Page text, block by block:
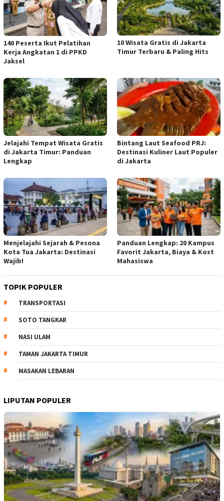
140 Peserta Ikut Pelatihan
Kerja Angkatan 1 di PPKD
Jaksel
10 Wisata Gratis di Jakarta
Timur Terbaru & Paling Hits
Jelajahi Tempat Wisata Gratis
di Jakarta Timur: Panduan
Lengkap
Bintang Laut Seafood PRJ:
Destinasi Kuliner Laut Populer
di Jakarta
Menjelajahi Sejarah & Pesona
Kota Tua Jakarta: Destinasi
Wajib!
Panduan Lengkap: 20 Kampus
Favorit Jakarta, Biaya & Kost
Mahasiswa
TOPIK POPULER
TRANSPORTASI
SOTO TANGKAR
NASI ULAM
TAMAN JAKARTA TIMUR
MASAKAN LEBARAN
LIPUTAN POPULER